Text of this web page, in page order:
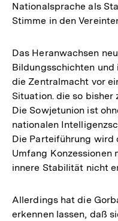
Nationalsprache als
Stimme in den
Das Heranwachsen
Bildungsschichten
die Zentralmacht vor
Situation. die so bisher
Die Sowjetunion ist
nationalen
Die Parteiführung wird
Umfang Konzessionen
innere Stabilität nicht
Allerdings hat die
erkennen lassen, daß